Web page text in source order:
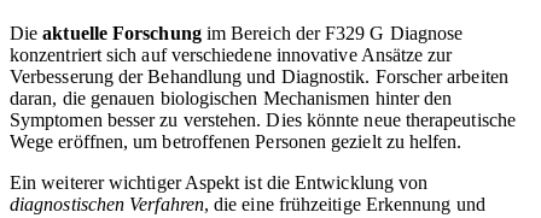
Dieaktuelle Forschungim Bereich der F329 G Diagnose
konzentriert sich auf verschiedene innovative Ansätze zur
Verbesserung der Behandlung und Diagnostik. Forscher arbeiten
daran, die genauen biologischen Mechanismen hinter den
Symptomen besser zu verstehen. Dies könnte neue therapeutische
Wege eröffnen, um betroffenen Personen gezielt zu helfen.
Ein weiterer wichtiger Aspekt ist die Entwicklung von
diagnostischen Verfahren, die eine frühzeitige Erkennung und